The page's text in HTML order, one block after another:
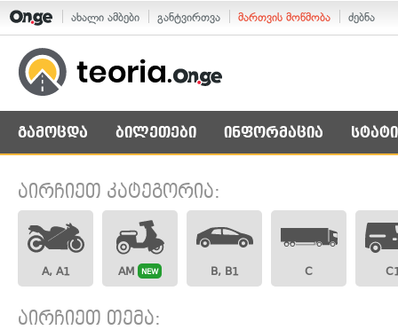
ახალი ამბები განტვირთვა მართვის მოწმობა ძებნა
გამოცდა ბილეთები ინფორმაცია
აირჩიეთ კატეგორია:
A, A1 AM NEW B, B1 C
აირჩიეთ თემა: